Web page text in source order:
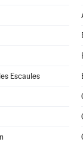
Escaules